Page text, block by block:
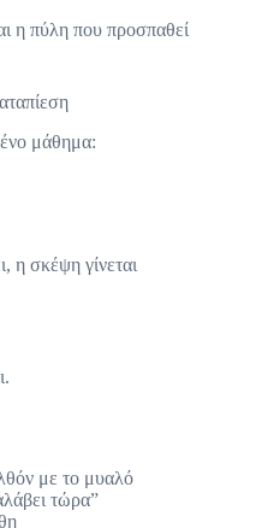
η πύλη που προσπαθεί
μάθημα:
η σκέψη γίνεται
με το μυαλό
τώρα”